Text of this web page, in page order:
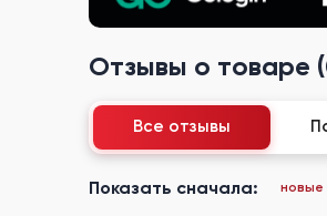
Отзывы о товаре
Все отзывы
Показать сначала: новые